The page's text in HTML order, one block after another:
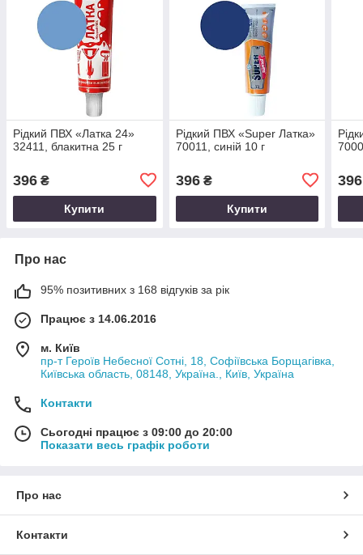
Рідкий ПВХ «Латка 24»
32411, блакитна 25 г
396 ₴
Купити
Рідкий ПВХ «Super Латка»
70011, синій 10 г
396₴
Купити
396
Про нас
95% позитивних з 168 відгуків за рік
Працює з 14.06.2016
м. Київ
пр-т Героїв Небесної Сотні, 18, Софіївська Борщагівка,
Київська область, 08148, Україна., Київ, Україна
Контакти
Сьогодні працює з 09:00 до 20:00
Показати весь графік роботи
Про нас
Контакти